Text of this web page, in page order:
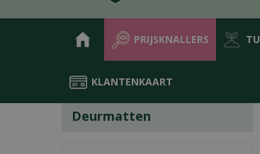
Home Producten Sfeer & cadeau
PRIJSKNALLERS
KLANTENKAART
Deurmatten